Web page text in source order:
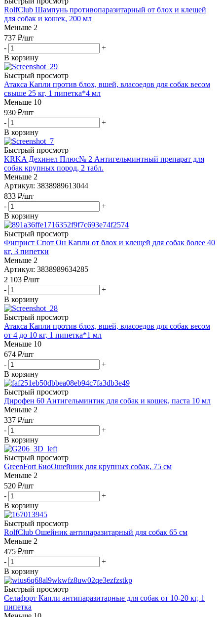
RolfClub Шампунь противопаразитарный от блох и клещей
для собак и кошек, 200 мл
Меньше 2
737 ₽/шт
-
+
В корзину
Быстрый просмотр
Атакса Капли против блох, вшей, власоедов для собак весом
свыше 25 кг, 1 пипетка*4 мл
Меньше 10
930 ₽/шт
-
+
В корзину
Быстрый просмотр
KRKA Дехинел Плюс№ 2 Антигельминтный препарат для
собак крупных пород, 2 табл.
Меньше 2
Артикул: 3838989613044
833 ₽/шт
-
+
В корзину
Быстрый просмотр
Фиприст Спот Он Капли от блох и клещей для собак более 40
кг, 3 пипетки
Меньше 2
Артикул: 3838989634285
2 103 ₽/шт
-
+
В корзину
Быстрый просмотр
Атакса Капли против блох, вшей, власоедов для собак весом
от 4 до 10 кг, 1 пипетка*1 мл
Меньше 10
674 ₽/шт
-
+
В корзину
Быстрый просмотр
Дирофен 60 Антигельминтик для собак и кошек, паста 10 мл
Меньше 2
337 ₽/шт
-
+
В корзину
Быстрый просмотр
GreenFort БиоОшейник для крупных собак, 75 см
Меньше 2
520 ₽/шт
-
+
В корзину
Быстрый просмотр
RolfClub Ошейник антипаразитарный для собак 65 см
Меньше 2
475 ₽/шт
-
+
В корзину
Быстрый просмотр
Селафорт Капли антипаразитарные для собак от 10-20 кг, 1
пипетка